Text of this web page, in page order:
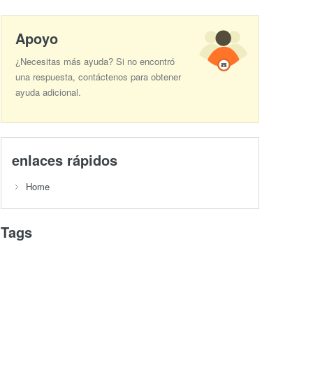
Apoyo
¿Necesitas más ayuda? Si no encontró
una respuesta, contáctenos para obtener
ayuda adicional.
enlaces rápidos
Home
Tags